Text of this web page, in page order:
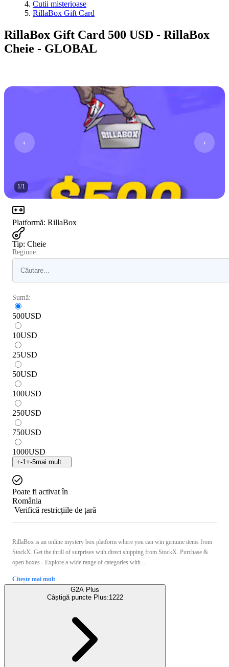
Cutii misterioase
RillaBox Gift Card
RillaBox Gift Card 500 USD - RillaBox
Cheie - GLOBAL
1/1
Platformă: RillaBox
Tip: Cheie
Regiune:
Sumă:
500USD
10USD
25USD
50USD
100USD
250USD
750USD
1000USD
+-1 +-5mai mult...
Poate fi activat în
România
Verifică restricțiile de țară
RillaBox is an online mystery box platform where you can win genuine items from
StockX. Get the thrill of surprises with direct shipping from StockX. Purchase &
open boxes - Explore a wide range of categories with ...
Citește mai mult
G2A Plus
Câștigă puncte Plus:1222